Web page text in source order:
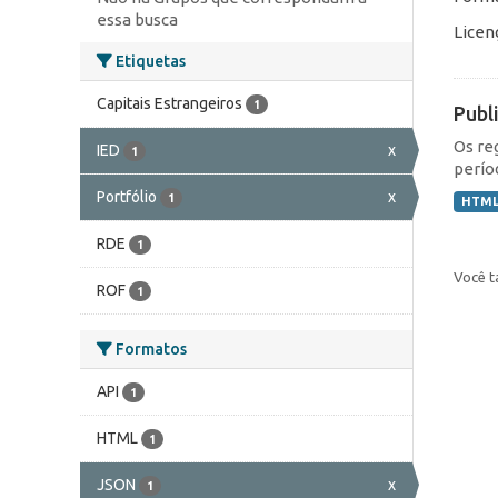
essa busca
Etiquetas
Capitais Estrangeiros 1
IED 1 x
Portfólio 1 x
RDE 1
ROF 1
Formatos
API 1
HTML 1
JSON 1 x
Os
Você